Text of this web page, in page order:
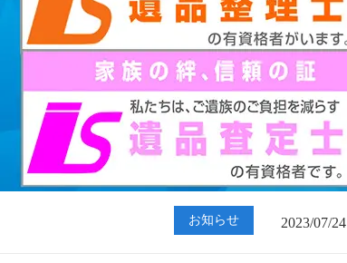
お知らせ
2023/01/12
2023/07/24
2023/01/12